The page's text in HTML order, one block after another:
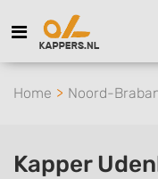
Home Noord-
Kapper